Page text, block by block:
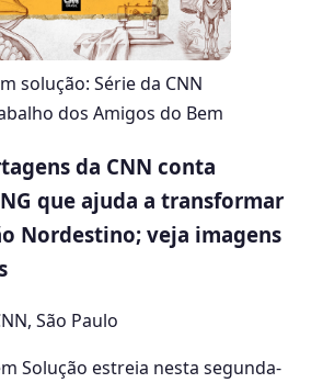
solução: Série da CNN
dos Amigos do Bem
da CNN conta
que ajuda a transformar
Nordestino; veja imagens
, São Paulo
Solução estreia nesta segunda-